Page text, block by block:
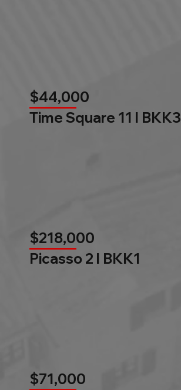
$44,000
Time Square 11 l BKK3
$218,000
Picasso 2 l BKK1
$71,000